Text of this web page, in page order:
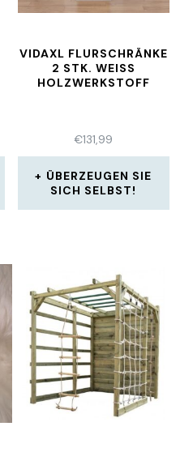
VIDAXL FLURSCHRÄNKE
2 STK. WEISS H
OLZWERKSTOFF
€131,99
ÜBERZEUGEN SIE
SICH SELBST!